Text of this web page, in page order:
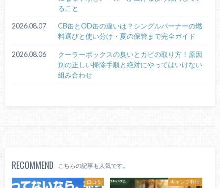
ること
2026.08.07
CB缶とOD缶の違いは？シングルバーナーの燃
料選びと使い分け・夏の保管まで完全ガイド
2026.08.06
クーラーボックスの臭いとカビの取り方！原因
別の正しい掃除手順と絶対にやってはいけない
組み合わせ
RECOMMEND こちらの記事も人気です。
口コミ キャンプ料理